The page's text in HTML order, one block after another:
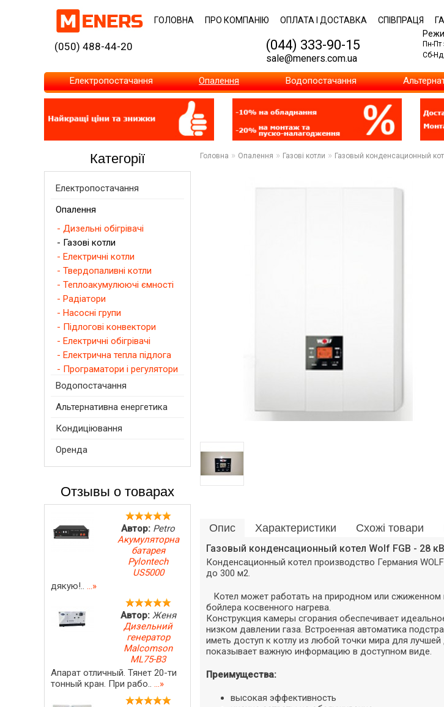
(050) 488-44-20 (044) 333-90-15
sale@meners.com.ua
Пн-Пт
Сб-Нд
ГОЛОВНА ПРО КОМПАНІЮ ОПЛАТА І ДОСТАВКА СПІВПРАЦЯ
Електропостачання Опалення Водопостачання
Категорії
Електропостачання
Опалення
- Дизельні обігрівачі
- Газові котли
- Електричні котли
- Твердопаливні котли
- Теплоакумулюючі ємності
- Радіатори
- Насосні групи
- Підлогові конвектори
- Електричні обігрівачі
- Електрична тепла підлога
- Програматори і регулятори
Водопостачання
Альтернативна енергетика
Кондиціювання
Оренда
Отзывы о товарах
Автор: Petro
Акумуляторна
батарея
Pylontech
US5000
дякую!.. ...»
Автор: Женя
Дизельний
генератор
Malcomson
ML75-B3
Апарат отличный. Тянет 20-ти
тонный кран. При рабо.. ...»
Головна » Опалення » Газові котли » Газовый конденсационный
Опис Характеристики Схожі товари
Газовый конденсационный котел Wolf FGB - 28
Конденсационный котел производство Германия
до 300 м2.
Котел может работать на природном или сжиженном
бойлера косвенного нагрева.
Конструкция камеры сгорания обеспечивает
низком давлении газа. Встроенная автоматика
иметь доступ к котлу из любой точки мира для
показывает важную информацию в доступном виде.
Преимущества:
высокая эффективность